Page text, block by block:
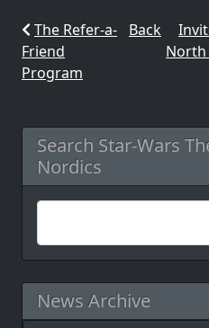
The Refer-a-
Friend
Program
Back
North
Search Star-Wars
Nordics
News Archive